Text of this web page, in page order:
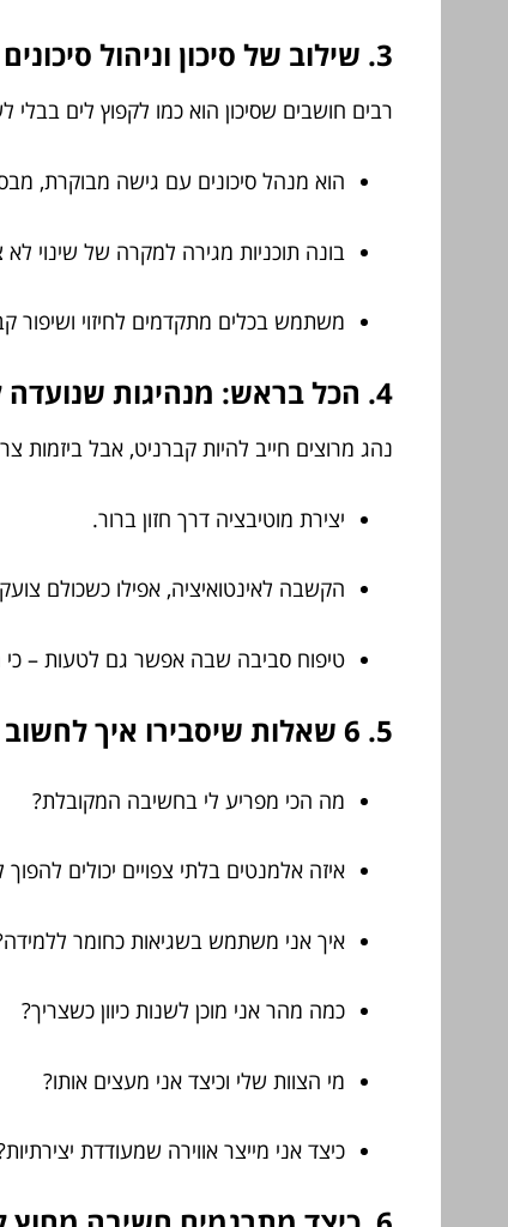
3. שילוב של סיכון וניהול סיכונים – איך לא לרדת מדרגה?
רבים חושבים שסיכון הוא כמו לקפוץ לים
הוא מנהל סיכונים עם גישה מבוקרת,
בונה תוכניות מגירה למקרה של שינוי לא
משתמש בכלים מתקדמים לחיזוי ושיפור
4. הכל בראש: מנהיגות שנועדה להניע קדימה
נהג מרוצים חייב להיות קברניט, אבל ביזמות
יצירת מוטיבציה דרך חזון ברור.
הקשבה לאינטואיציה, אפילו כשכולם
טיפוח סביבה שבה אפשר גם לטעות – כי
5. 6 שאלות שיסבירו איך לחשוב מחוץ לקופסה כמו יצחק בריל
מה הכי מפריע לי בחשיבה המקובלת?
איזה אלמנטים בלתי צפויים יכולים להפוך
איך אני משתמש בשגיאות כחומר
כמה מהר אני מוכן לשנות כיוון כשצריך?
מי הצוות שלי וכיצד אני מעצים אותו?
כיצד אני מייצר אווירה שמעודדת